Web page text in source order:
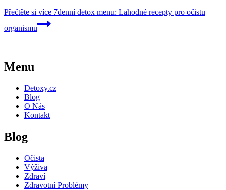
Přečtěte si více 7denní detox menu: Lahodné recepty pro očistu
organismu
Menu
Detoxy.cz
Blog
O Nás
Kontakt
Blog
Očista
Výživa
Zdraví
Zdravotní Problémy